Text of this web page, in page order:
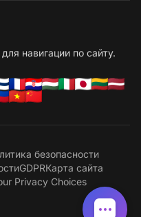
навигации по сайту.
безопасности
GDPRКарта сайта
Privacy Choices